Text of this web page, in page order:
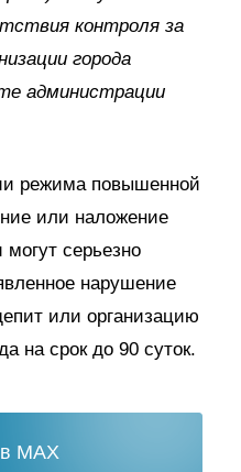
контроля за
города
администрации
режима повышенной
или наложение
серьезно
нарушение
или организацию
на срок до 90 суток.
MAX